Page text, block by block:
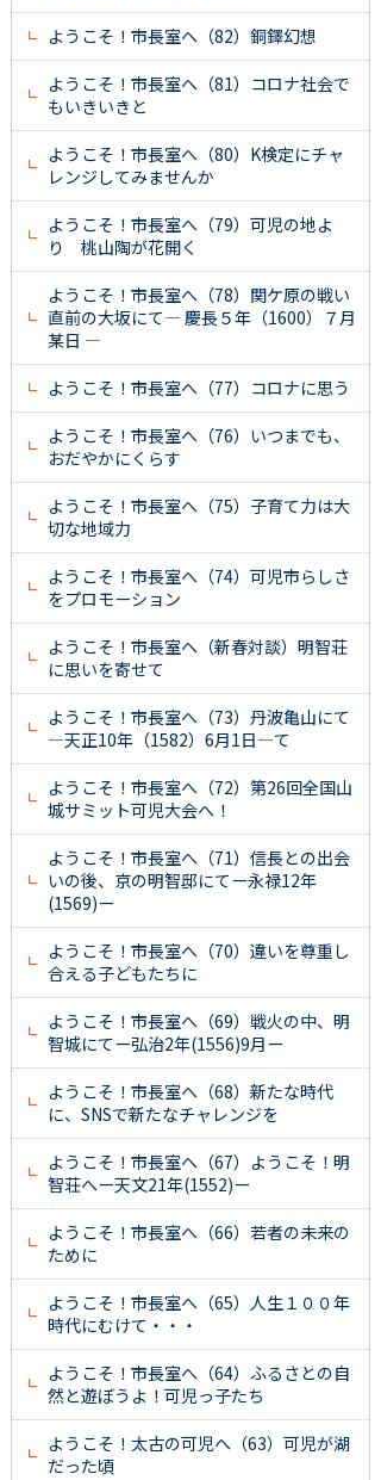
ようこそ！市長室へ（82）銅鐸幻想
ようこそ！市長室へ（81）コロナ社会で
もいきいきと
ようこそ！市長室へ（80）K検定にチャ
レンジしてみませんか
ようこそ！市長室へ（79）可児の地よ
り 桃山陶が花開く
ようこそ！市長室へ（78）関ケ原の戦い
直前の大坂にて― 慶長５年（1600）７月
某日 ―
ようこそ！市長室へ（77）コロナに思う
ようこそ！市長室へ（76）いつまでも、
おだやかにくらす
ようこそ！市長室へ（75）子育て力は大
切な地域力
ようこそ！市長室へ（74）可児市らしさ
をプロモーション
ようこそ！市長室へ（新春対談）明智荘
に思いを寄せて
ようこそ！市長室へ（73）丹波亀山にて
―天正10年（1582）6月1日―て
ようこそ！市長室へ（72）第26回全国山
城サミット可児大会へ！
ようこそ！市長室へ（71）信長との出会
いの後、京の明智邸にてー永禄12年
(1569)ー
ようこそ！市長室へ（70）違いを尊重し
合える子どもたちに
ようこそ！市長室へ（69）戦火の中、明
智城にてー弘治2年(1556)9月ー
ようこそ！市長室へ（68）新たな時代
に、SNSで新たなチャレンジを
ようこそ！市長室へ（67）ようこそ！明
智荘へー天文21年(1552)ー
ようこそ！市長室へ（66）若者の未来の
ために
ようこそ！市長室へ（65）人生１００年
時代にむけて・・・
ようこそ！市長室へ（64）ふるさとの自
然と遊ぼうよ！可児っ子たち
ようこそ！太古の可児へ（63）可児が湖
だった頃